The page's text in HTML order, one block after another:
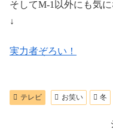
そしてM-1以外にも気
↓
実力者ぞろい！
テレビ お笑い 冬